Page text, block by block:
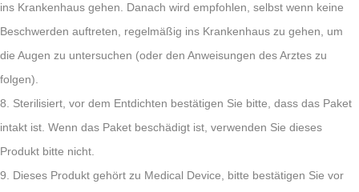
ins Krankenhaus gehen. Danach wird empfohlen, selbst wenn keine
Beschwerden auftreten, regelmäßig ins Krankenhaus zu gehen, um
die Augen zu untersuchen (oder den Anweisungen des Arztes zu
folgen).
8. Sterilisiert, vor dem Entdichten bestätigen Sie bitte, dass das Paket
intakt ist. Wenn das Paket beschädigt ist, verwenden Sie dieses
Produkt bitte nicht.
9. Dieses Produkt gehört zu Medical Device, bitte bestätigen Sie vor